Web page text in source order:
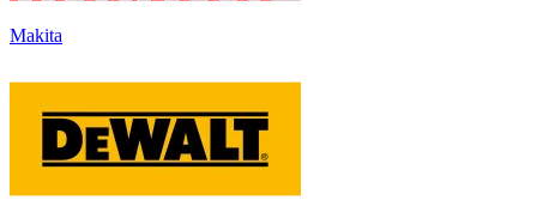
Makita